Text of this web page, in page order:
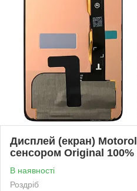
Дисплей (екран)
сенсором Original 100%
В наявності
Роздріб